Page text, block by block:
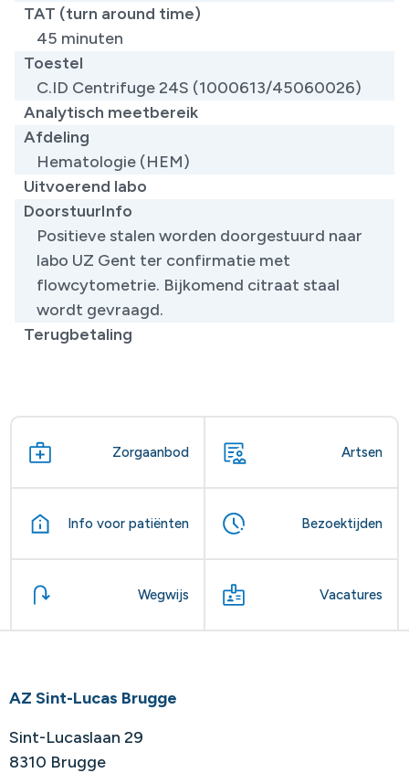
TAT (turn around time)
45 minuten
Toestel
C.ID Centrifuge 24S (1000613/45060026)
Analytisch meetbereik
Afdeling
Hematologie (HEM)
Uitvoerend labo
DoorstuurInfo
Positieve stalen worden doorgestuurd naar
labo UZ Gent ter confirmatie met
flowcytometrie. Bijkomend citraat staal
wordt gevraagd.
Terugbetaling
Zorgaanbod Artsen
Info voor patiënten Bezoektijden
Wegwijs Vacatures
AZ Sint-Lucas Brugge
Sint-Lucaslaan 29
8310 Brugge